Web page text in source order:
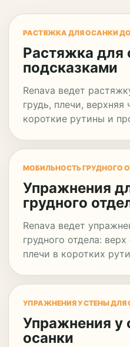
РАСТЯЖКА ДЛЯ ОСАНКИ
Растяжка для
подсказками
Renava ведет
грудь, плечи,
короткие рутины и
МОБИЛЬНОСТЬ ГРУДНОГО
Упражнения
грудного
Renava ведет
грудного отдела:
плечи в коротких
УПРАЖНЕНИЯ У СТЕНЫ ДЛЯ
Упражнения у
осанки